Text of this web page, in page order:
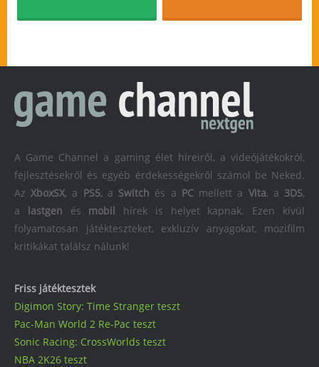
Friss játéktesztek
Digimon Story: Time Stranger teszt
Pac-Man World 2 Re-Pac teszt
Sonic Racing: CrossWorlds teszt
NBA 2K26 teszt
A Game Channel a gaming élet híreiről, a videójátékokról,
fejlesztésekről és egyéb érdekességekről számol be Neked.
AzXboxSX, a PS5, a Switch és a PCmellett a Vita, a 3DS,
a lastgen és mobil hírek is helyet kapnak. Ezen kívül
folyamatosan játékteszteket, exkluzív anyagokat, mozifilm
kritikákat találsz nálunk!